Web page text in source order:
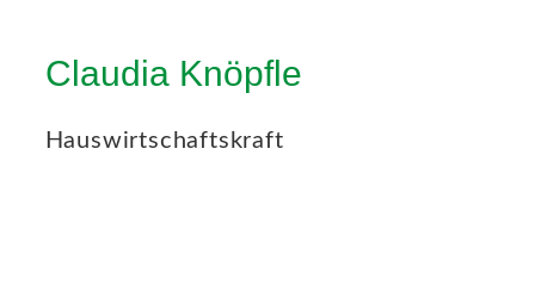
Claudia Knöpfle
Hauswirtschaftskraft